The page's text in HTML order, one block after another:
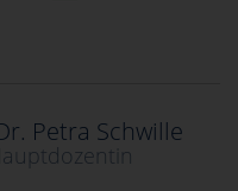
Petra Schwille